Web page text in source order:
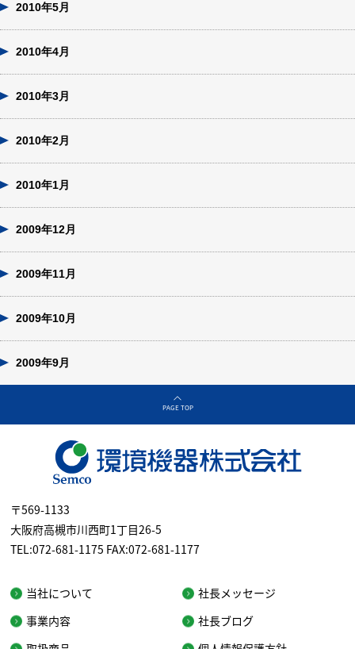
2010年5月
2010年4月
2010年3月
2010年2月
2010年1月
2009年12月
2009年11月
2009年10月
2009年9月
PAGE TOP
〒569-1133
大阪府高槻市川西町1丁目26-5
TEL:072-681-1175 FAX:072-681-1177
当社について
事業内容
社長メッセージ
社長ブログ